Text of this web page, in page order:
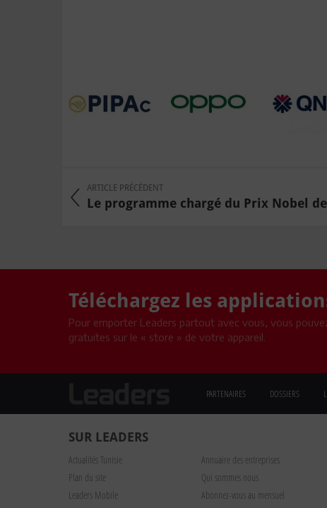
ARTICLE PRÉCÉDENT
Le programme chargé du Prix Nobel
Téléchargez les
Pour emporter Leaders partout avec vous, vous
gratuites sur le « store » de votre appareil.
PARTENAIRES DOSSIERS
SUR LEADERS
Actualités Tunisie Annuaire des entreprises
Plan du site
Qui sommes nous
Leaders Mobile
Abonnez-vous au mensuel